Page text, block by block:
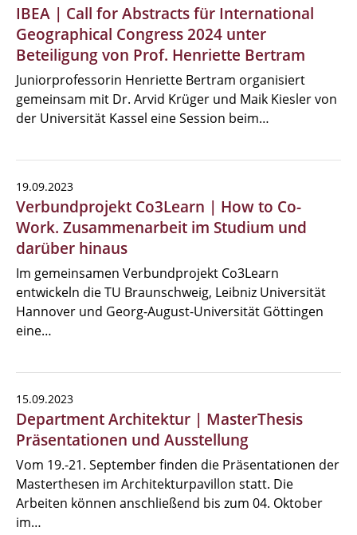
IBEA | Call for Abstracts für International
Geographical Congress 2024 unter
Beteiligung von Prof. Henriette Bertram
Juniorprofessorin Henriette Bertram organisiert
gemeinsam mit Dr. Arvid Krüger und Maik Kiesler von
der Universität Kassel eine Session beim…
19.09.2023
Verbundprojekt Co3Learn | How to Co-
Work. Zusammenarbeit im Studium und
darüber hinaus
Im gemeinsamen Verbundprojekt Co3Learn
entwickeln die TU Braunschweig, Leibniz Universität
Hannover und Georg-August-Universität Göttingen
eine…
15.09.2023
Department Architektur | MasterThesis
Präsentationen und Ausstellung
Vom 19.-21. September finden die Präsentationen der
Masterthesen im Architekturpavillon statt. Die
Arbeiten können anschließend bis zum 04. Oktober
im…